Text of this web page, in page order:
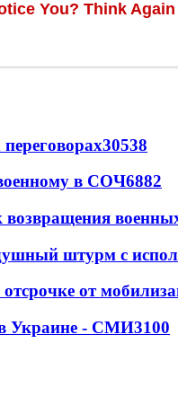
30538
в СОЧ6882
штурм с
от
в Украине - СМИ3100